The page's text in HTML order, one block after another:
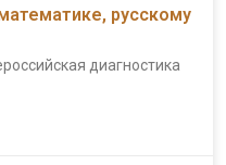
русскому
диагностика